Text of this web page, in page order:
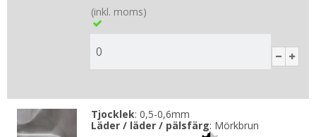
(inkl. moms)
Tjocklek: 0,5-0,6mm
Läder / läder / pälsfärg: Mörkbrun